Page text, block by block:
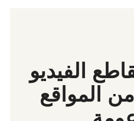
الفيديو
المواقع